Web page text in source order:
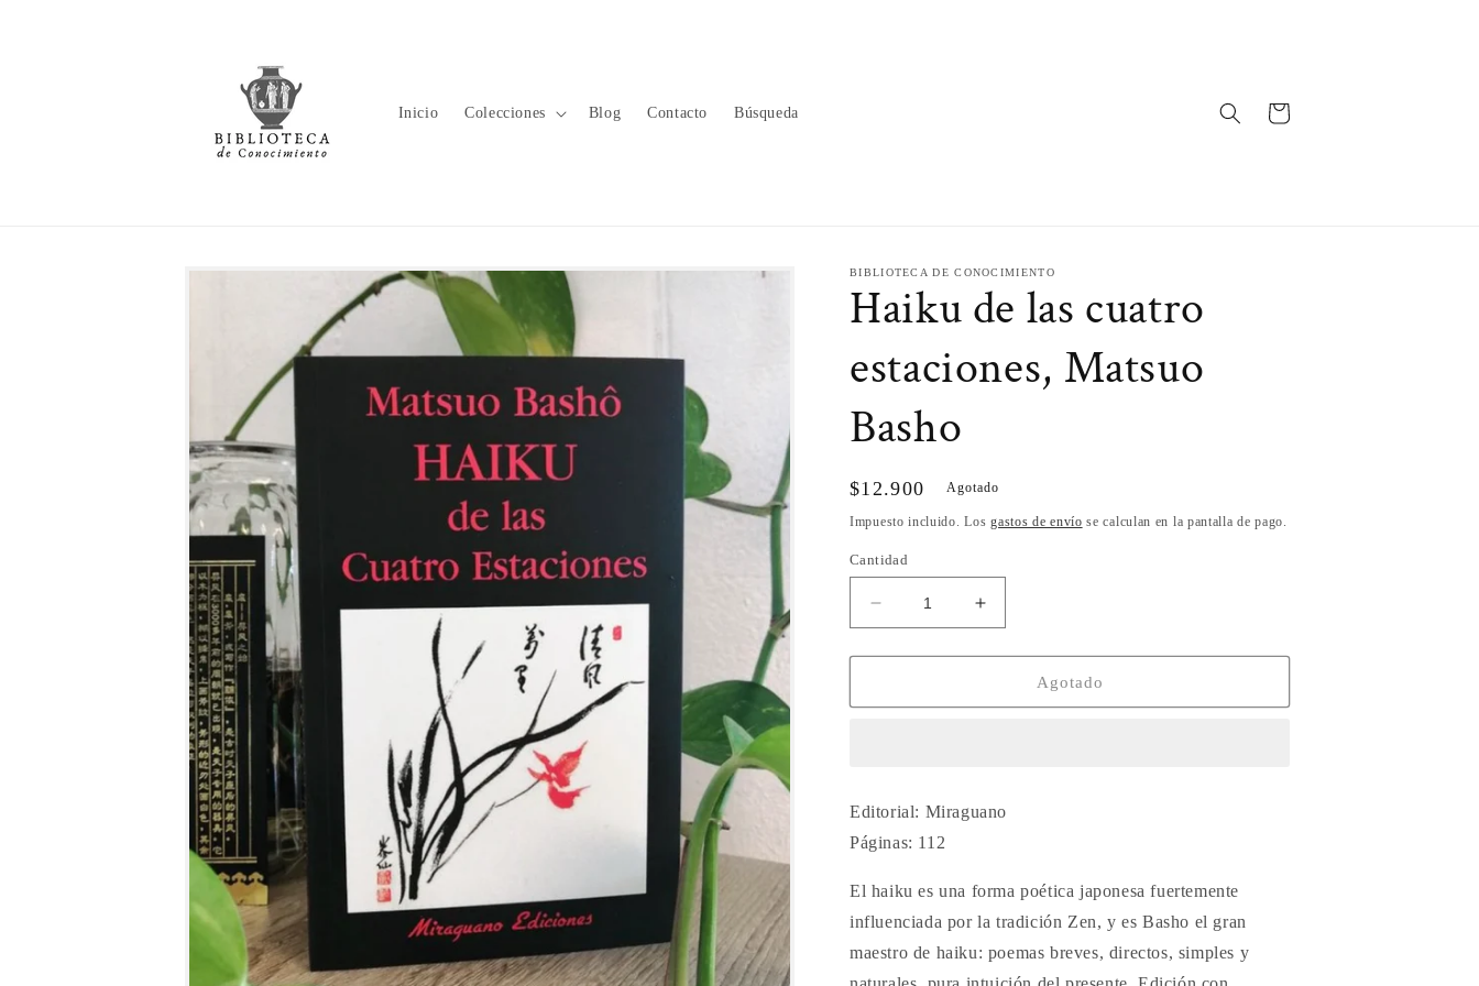
Inicio Colecciones Blog Contacto Búsqueda Carrito
directamente
BIBLIOTECA DE CONOCIMIENTO
Haiku de las cuatro
estaciones, Matsuo
Basho
Precio
habitual
$12.900 Agotado
Impuesto incluido. Losgastos de envío se calculan en la pantalla de pago.
Cantidad
Reducir
cantidad
para
de
Basho
Aumentar
cantidad
para
de
Basho
Agotado
Editorial: Miraguano
Páginas: 112
El haiku es una forma poética japonesa fuertemente
influenciada por la tradición Zen, y es Basho el gran
maestro de haiku: poemas breves, directos, simples y